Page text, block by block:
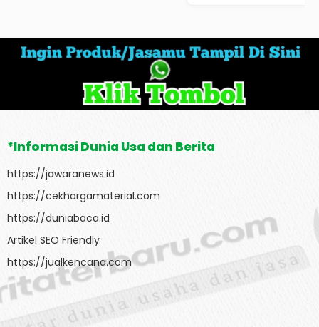
*Informasi Dunia Usa dan Berita
https://jawaranews.id
https://cekhargamaterial.com
https://duniabaca.id
Artikel SEO Friendly
https://jualkencana.com